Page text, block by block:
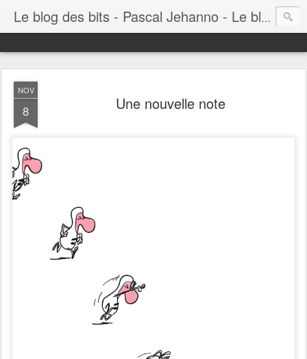
Le blog des bits - Pascal Jehanno - Le blog BD informatique
NOV
8 Une nouvelle note